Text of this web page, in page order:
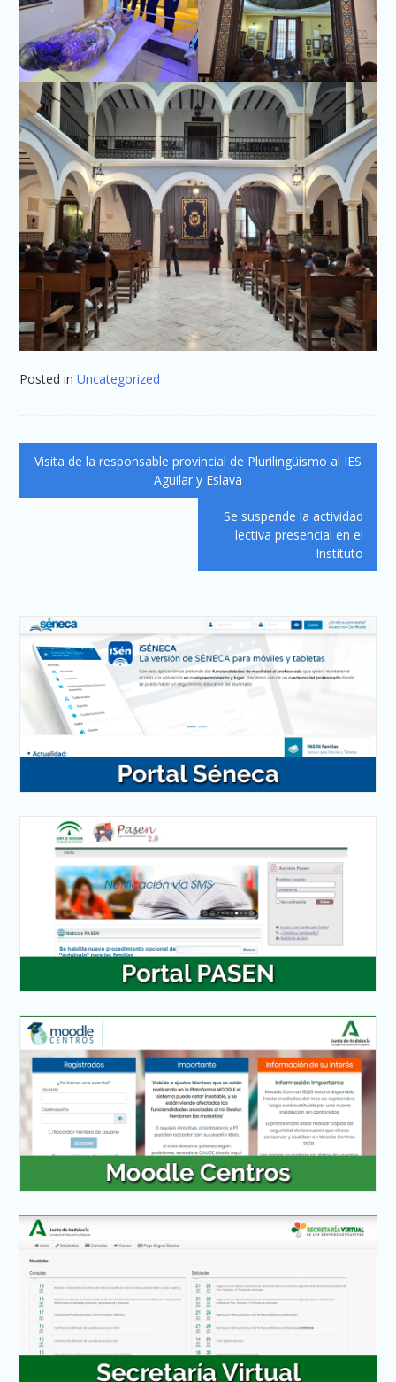
Posted inUncategorized
Navegación
Visita de la responsable provincial de Plurilingüismo al IES
Aguilar y Eslava
Se suspende la actividad
lectiva presencial en el
Instituto